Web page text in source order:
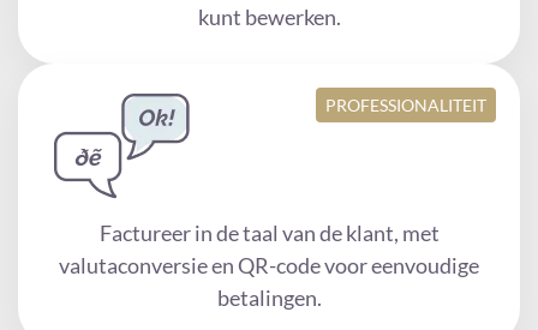
kunt bewerken.
PROFESSIONALITEIT
Factureer in de taal van de klant, met
valutaconversie en QR-code voor eenvoudige
betalingen.